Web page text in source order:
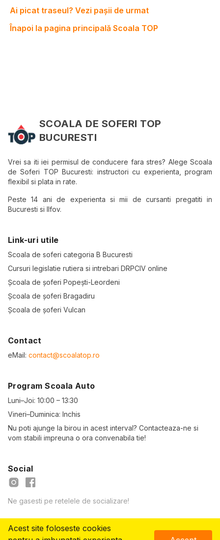
Ai picat traseul? Vezi pașii de urmat
Înapoi la pagina principală Scoala TOP
Acest site foloseste cookies
SCOALA DE SOFERI TOP
BUCURESTI
Vrei sa iti iei permisul de conducere fara stres? Alege Scoala
de Soferi TOP Bucuresti: instructori cu experienta, program
flexibil si plata in rate.
Peste 14 ani de experienta si mii de cursanti pregatiti in
Bucuresti si Ilfov.
Link-uri utile
Scoala de soferi categoria B Bucuresti
Cursuri legislatie rutiera si intrebari DRPCIV online
Școala de șoferi Popești-Leordeni
Școala de șoferi Bragadiru
Școala de șoferi Vulcan
Contact
eMail: contact@scoalatop.ro
Program Scoala Auto
Luni–Joi: 10:00 – 13:30
Vineri–Duminica: Inchis
Nu poti ajunge la birou in acest interval? Contacteaza-ne si
vom stabili impreuna o ora convenabila tie!
Social
Ne gasesti pe retelele de socializare!
© Copyright2026 - ScoalaTOP.ro